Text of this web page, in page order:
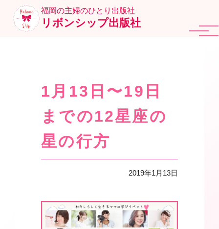
福岡の主婦のひとり出版社
リボンシップ出版社
1月13日〜19日
までの12星座の
星の行方
2019年1月13日